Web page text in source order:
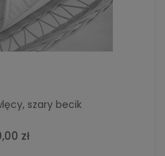
szary becik
zł